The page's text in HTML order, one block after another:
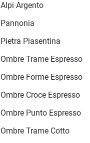
Alpi Argento
Pannonia
Pietra Piasentina
Ombre Trame Espresso
Ombre Forme Espresso
Ombre Croce Espresso
Ombre Punto Espresso
Ombre Trame Cotto